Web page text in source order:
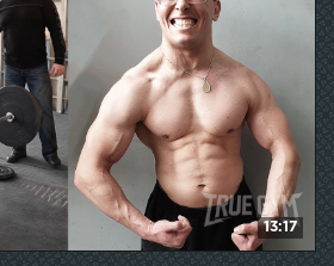
13:17